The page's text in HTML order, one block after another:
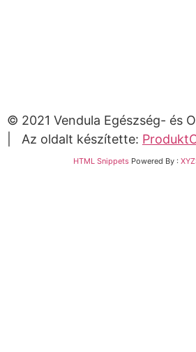
© 2021 Vendula Egészség- és
| Az oldalt készítette:
HTML Snippets Powered By :